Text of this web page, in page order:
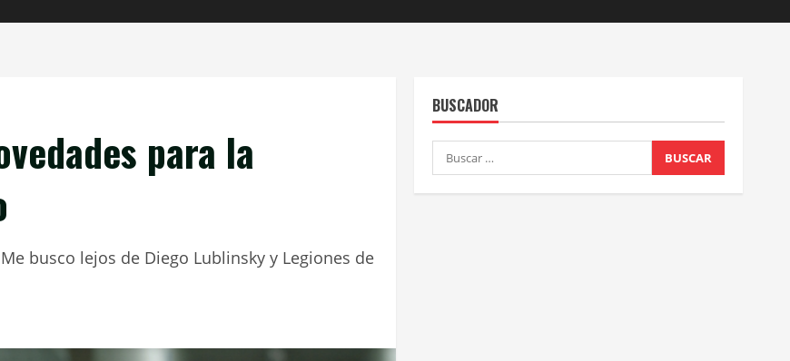
para la
busco lejos de Diego Lublinsky y Legiones de
BUSCADOR
Buscar: